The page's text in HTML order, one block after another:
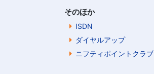
そのほか
ISDN
ダイヤルアップ
ニフティポイントクラブ